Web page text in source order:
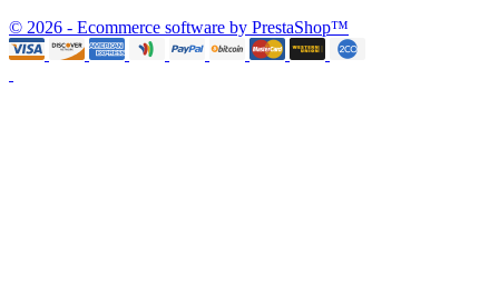
© 2026 - Ecommerce software by PrestaShop™